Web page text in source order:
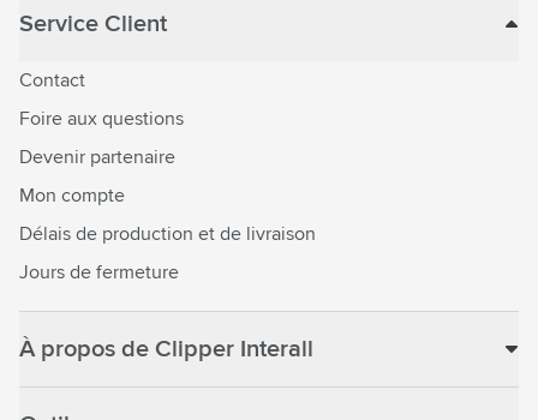
Service Client
Contact
Foire aux questions
Devenir partenaire
Mon compte
Délais de production et de livraison
Jours de fermeture
À propos de Clipper Interall